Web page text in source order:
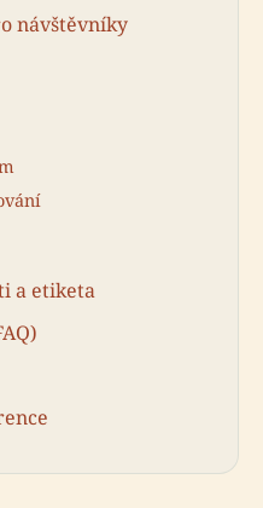
návštěvníky
a etiketa